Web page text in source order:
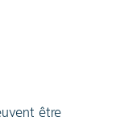
être